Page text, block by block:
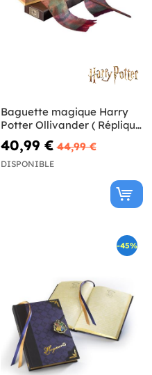
Baguette magique Harry
Potter Ollivander ( Réplique
Officielle)
40,99 € 44,99 €
DISPONIBLE
-45%